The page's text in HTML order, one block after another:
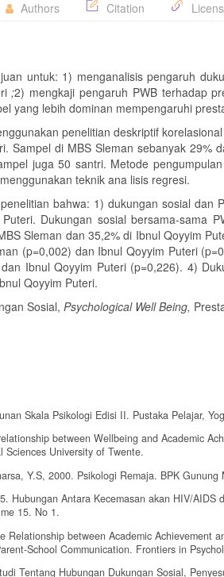
Authors Citation
untuk: 1) menganalisis pengaruh
;2) mengkaji pengaruh PWB terhadap
yang lebih dominan mempengaruhi
penelitian deskriptif
Sampel di MBS Sleman sebanyak 29%
juga 50 santri. Metode
teknik ana lisis regresi.
bahwa: 1) dukungan sosial dan
Dukungan sosial bersama-sama
Sleman dan 35,2% di Ibnul Qoyyim
(p=0,002) dan Ibnul Qoyyim Puteri
Ibnul Qoyyim Puteri (p=0,226). 4)
Qoyyim Puteri.
Sosial, Psychological Well Being,
Skala Psikologi Edisi II. Pustaka Pelajar,
between Wellbeing and Academic
Sciences University of Twente.
Y.S, 2000. Psikologi Remaja. BPK Gunung
Hubungan Antara Kecemasan akan HIV/
15. No 1.
Relationship between Academic Achievement
School Communication. Frontiers in
Tentang Hubungan Dukungan Sosial,